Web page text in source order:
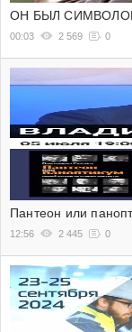
ОН БЫЛ
00:03 2 569 0
Пантеон или
12:56 2 445 0